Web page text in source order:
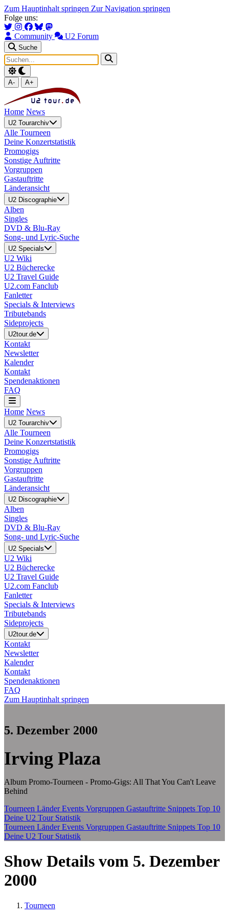
Zum Hauptinhalt springen Zur Navigation springen
Folge uns:
Community U2 Forum
Suche
A- A+
Home News
U2 Tourarchiv
Alle Tourneen
Deine Konzertstatistik
Promogigs
Sonstige Auftritte
Vorgruppen
Gastauftritte
Länderansicht
U2 Discographie
Alben
Singles
DVD & Blu-Ray
Song- und Lyric-Suche
U2 Specials
U2 Wiki
U2 Bücherecke
U2 Travel Guide
U2.com Fanclub
Fanletter
Specials & Interviews
Tributebands
Sideprojects
U2tour.de
Kontakt
Newsletter
Kalender
Kontakt
Spendenaktionen
FAQ
Home News
U2 Tourarchiv
Alle Tourneen
Deine Konzertstatistik
Promogigs
Sonstige Auftritte
Vorgruppen
Gastauftritte
Länderansicht
U2 Discographie
Alben
Singles
DVD & Blu-Ray
Song- und Lyric-Suche
U2 Specials
U2 Wiki
U2 Bücherecke
U2 Travel Guide
U2.com Fanclub
Fanletter
Specials & Interviews
Tributebands
Sideprojects
U2tour.de
Kontakt
Newsletter
Kalender
Kontakt
Spendenaktionen
FAQ
Zum Hauptinhalt springen
5. Dezember 2000
Irving Plaza
Album Promo-Tourneen - Promo-Gigs: All That You Can't Leave
Behind
Tourneen LänderEvents Vorgruppen Gastauftritte Snippets Top 10
Deine U2 Tour Statistik
Tourneen LänderEvents Vorgruppen Gastauftritte Snippets Top 10
Deine U2 Tour Statistik
Show Details vom 5. Dezember
2000
Tourneen